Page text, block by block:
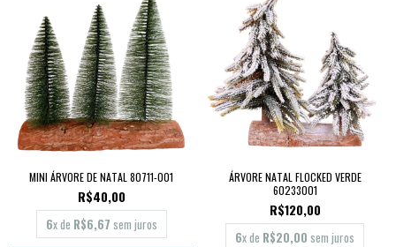
MINI ÁRVORE DE NATAL 80711-001
R$40,00
6x de R$6,67 sem juros
ÁRVORE NATAL FLOCKED VERDE
60233001
R$120,00
6x de R$20,00 sem juros